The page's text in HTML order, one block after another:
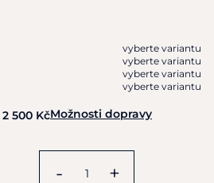
vyberte variantu
vyberte variantu
vyberte variantu
vyberte variantu
2 500 KčMožnosti dopravy
- +